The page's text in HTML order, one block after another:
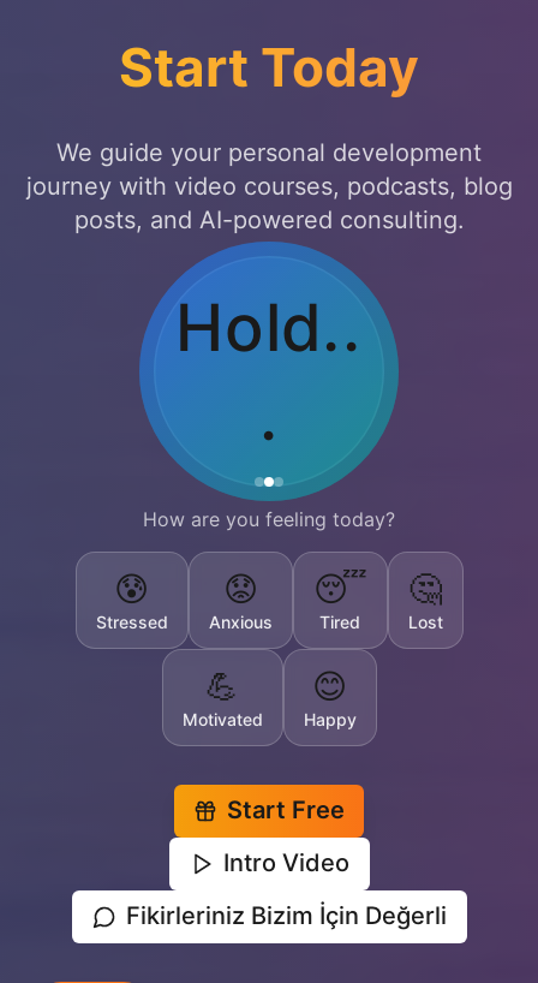
Start Today
We guide your personal development
journey with video courses, podcasts, blog
posts, and AI-powered consulting.
Breat
How are you feeling today?
😰
Stressed
😟
Anxious
😴
Tired
🤔
Lost
💪
Motivated
😊
Happy
Start Free
Intro Video
Fikirleriniz Bizim İçin Değerli